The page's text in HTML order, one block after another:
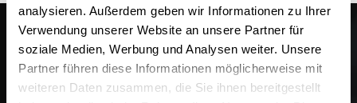
analysieren. Außerdem geben wir Informationen zu Ihrer
Verwendung unserer Website an unsere Partner für
soziale Medien, Werbung und Analysen weiter. Unsere
Partner führen diese Informationen möglicherweise mit
weiteren Daten zusammen, die Sie ihnen bereitgestellt
Motion Mastery im Inneren:
Einblicke aus dem Experten-